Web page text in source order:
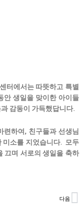
터에서는 따뜻하고 특별
안 생일을 맞이한 아이들
감동이 가득했답니다.
하여, 친구들과 선생님
미소를 지었습니다. 모두
끄며 서로의 생일을 축하
다음